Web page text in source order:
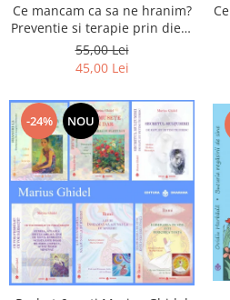
Ce mancam ca sa ne hranim?
Preventie si terapie prin dieta
in bolile cardiovasculare si in
diabetul zaharat
55,00 Lei
45,00 Lei
-24% NOU